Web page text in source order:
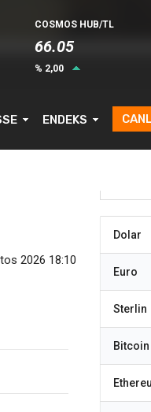
COSMOS HUB/TL
66.05
% 2,00
ENDEKS
2026 18:10
Dolar
Euro
Sterlin
Bitcoin